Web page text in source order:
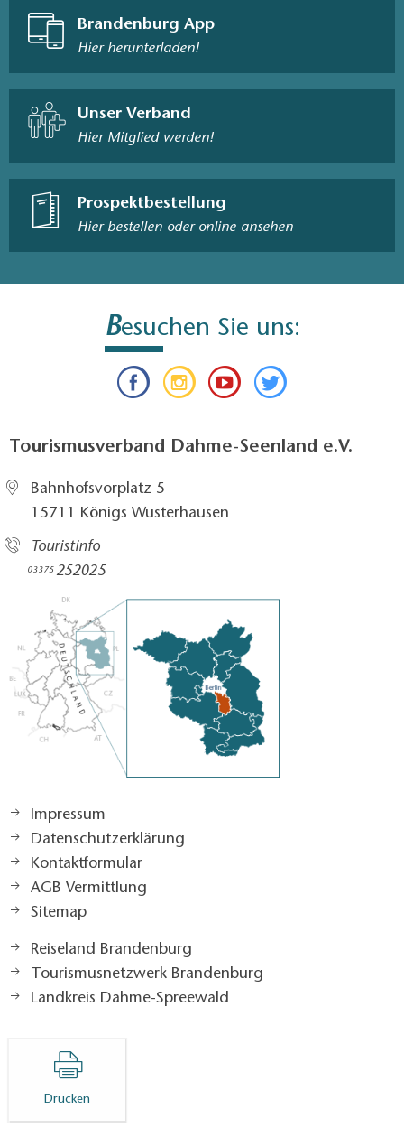
Brandenburg App
Hier herunterladen!
Unser Verband
Hier Mitglied werden!
Prospektbestellung
Hier bestellen oder online ansehen
Besuchen Sie uns:
Tourismusverband Dahme-Seenland e.V.
Bahnhofsvorplatz 5​
15711 Königs Wusterhausen
Touristinfo
03375252025​
Impressum
Datenschutzerklärung
Kontaktformular
AGB Vermittlung
Sitemap
Reiseland Brandenburg
Tourismusnetzwerk Brandenburg
Landkreis Dahme-Spreewald
Drucken